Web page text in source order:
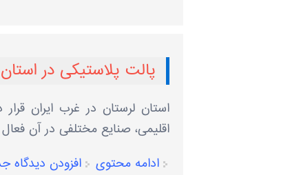
پالت پلاستیکی در
استان لرستان در غرب ایران
اقلیمی، صنایع مختلفی در آن
ادامه محتوی
افزودن دیدگاه